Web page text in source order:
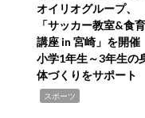
オイリオグループ、
「サッカー教室&食育
講座 in 宮崎」を開催
小学1年生～3年生の
体づくりをサポート
スポーツ